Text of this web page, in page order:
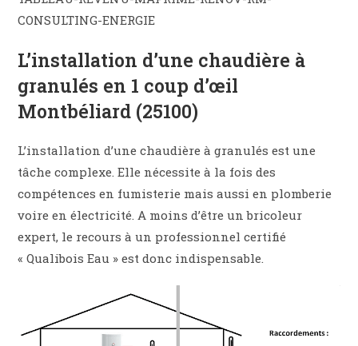
CONSULTING-ENERGIE
L’installation d’une chaudière à
granulés en 1 coup d’œil
Montbéliard (25100)
L’installation d’une chaudière à granulés est une
tâche complexe. Elle nécessite à la fois des
compétences en fumisterie mais aussi en plomberie
voire en électricité. A moins d’être un bricoleur
expert, le recours à un professionnel certifié
« Qualibois Eau » est donc indispensable.